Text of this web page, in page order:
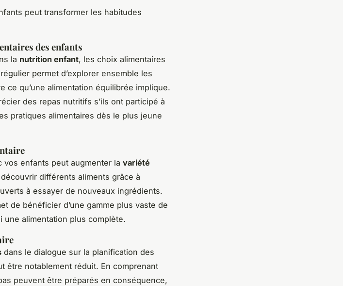
peut transformer les habitudes
des enfants
la nutrition enfant, les choix alimentaires
permet d’explorer ensemble les
ce qu’une alimentation équilibrée implique.
des repas nutritifs s’ils ont participé à
pratiques alimentaires dès le plus jeune
enfants peut augmenter la variété
différents aliments grâce à
à essayer de nouveaux ingrédients.
de bénéficier d’une gamme plus vaste de
une alimentation plus complète.
dans le dialogue sur la planification des
être notablement réduit. En comprenant
peuvent être préparés en conséquence,